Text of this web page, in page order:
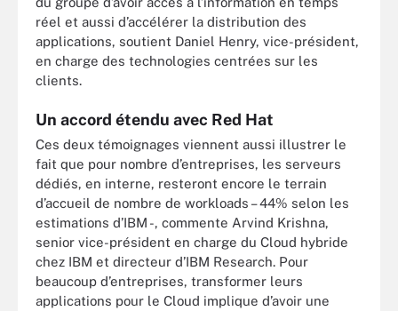
réel et aussi d’accélérer la distribution des
applications, soutient Daniel Henry, vice-président,
en charge des technologies centrées sur les
clients.
Un accord étendu avec Red Hat
Ces deux témoignages viennent aussi illustrer le
fait que pour nombre d’entreprises, les serveurs
dédiés, en interne, resteront encore le terrain
d’accueil de nombre de workloads – 44% selon les
estimations d’IBM -, commente Arvind Krishna,
senior vice-président en charge du Cloud hybride
chez IBM et directeur d’IBM Research. Pour
beaucoup d’entreprises, transformer leurs
applications pour le Cloud implique d’avoir une